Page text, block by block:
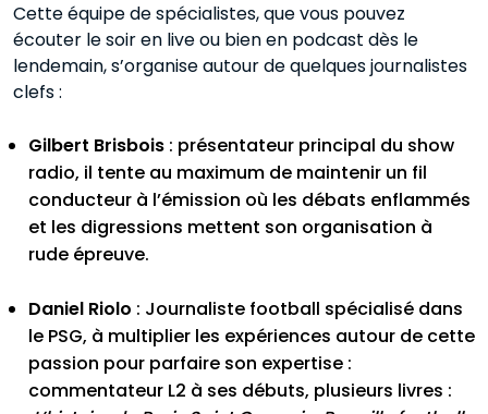
Cette équipe de spécialistes, que vous pouvez
écouter le soir en live ou bien en podcast dès le
lendemain, s’organise autour de quelques journalistes
clefs :
Gilbert Brisbois : présentateur principal du show
radio, il tente au maximum de maintenir un fil
conducteur à l’émission où les débats enflammés
et les digressions mettent son organisation à
rude épreuve.
Daniel Riolo : Journaliste football spécialisé dans
le PSG, à multiplier les expériences autour de cette
passion pour parfaire son expertise :
commentateur L2 à ses débuts, plusieurs livres :